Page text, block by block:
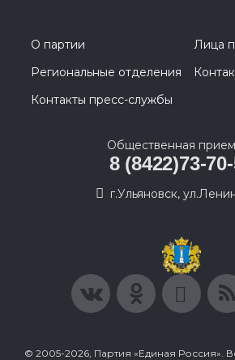
О партии
Лица
Региональные отделения
Контакты пресс-службы
Общественная
8 (8422)73-
г.Ульяновск,
© 2005-2026, Партия «Единая Россия».